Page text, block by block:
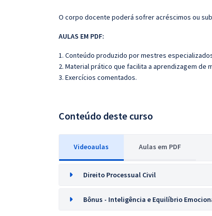
O corpo docente poderá sofrer acréscimos ou
AULAS EM PDF:
1. Conteúdo produzido por mestres
2. Material prático que facilita a aprendizagem de
3. Exercícios comentados.
Conteúdo deste curso
Videoaulas Aulas em PDF
Direito Processual Civil
Bônus - Inteligência e Equilíbrio